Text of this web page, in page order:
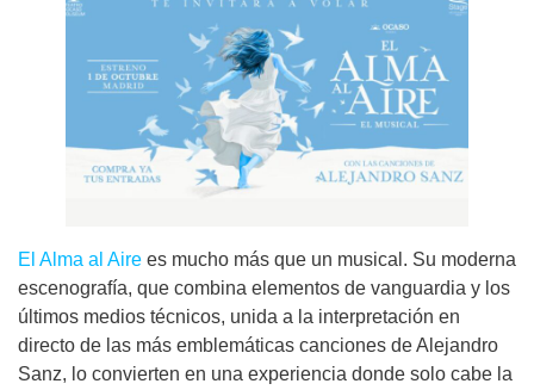
El Alma al Aire es mucho más que un musical. Su moderna
escenografía, que combina elementos de vanguardia y los
últimos medios técnicos, unida a la interpretación en
directo de las más emblemáticas canciones de Alejandro
Sanz, lo convierten en una experiencia donde solo cabe la